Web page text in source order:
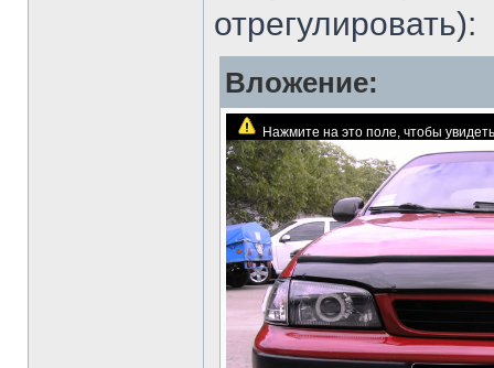
отрегулировать):
Вложение:
Нажмите на это поле, чтобы